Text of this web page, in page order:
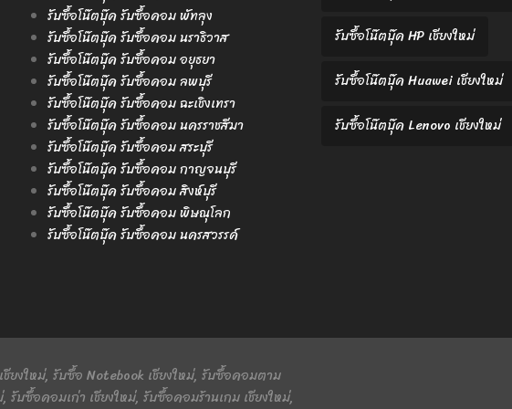
รับซื้อโน๊ตบุ๊ค รับซื้อคอม พัทลุง
รับซื้อโน๊ตบุ๊ค รับซื้อคอม นราธิวาส
รับซื้อโน๊ตบุ๊ค รับซื้อคอม อยุธยา
รับซื้อโน๊ตบุ๊ค รับซื้อคอม ลพบุรี
รับซื้อโน๊ตบุ๊ค รับซื้อคอม ฉะเชิงเทรา
รับซื้อโน๊ตบุ๊ค รับซื้อคอม นครราชสีมา
รับซื้อโน๊ตบุ๊ค รับซื้อคอม สระบุรี
รับซื้อโน๊ตบุ๊ค รับซื้อคอม กาญจนบุรี
รับซื้อโน๊ตบุ๊ค รับซื้อคอม สิงห์บุรี
รับซื้อโน๊ตบุ๊ค รับซื้อคอม พิษณุโลก
รับซื้อโน๊ตบุ๊ค รับซื้อคอม นครสวรรค์
รับซื้อโน๊ตบุ๊ค HP เชียงใหม่
รับซื้อโน๊ตบุ๊ค Huawei เชียงใหม่
รับซื้อโน๊ตบุ๊ค Lenovo เชียงใหม่
ยงใหม่, รับซื้อ Notebook เชียงใหม่, รับซื้อคอมตาม
รับซื้อคอมเก่า เชียงใหม่, รับซื้อคอมร้านเกม เชียงใหม่,